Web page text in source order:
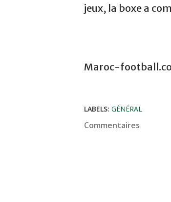
jeux, la boxe a
Maroc-
LABELS: GÉNÉRAL
Commentaires